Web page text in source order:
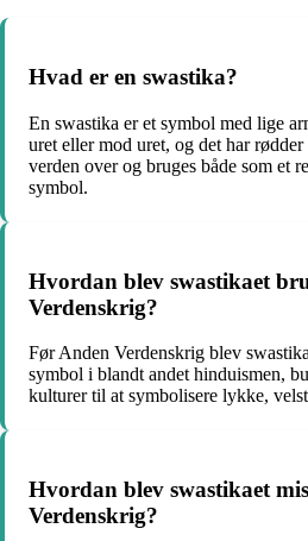
Hvad er en swastika?
En swastika er et symbol med lige
uret eller mod uret, og det har
verden over og bruges både som et
symbol.
Hvordan blev swastikaet
Verdenskrig?
Før Anden Verdenskrig blev
symbol i blandt andet hinduismen,
kulturer til at symbolisere lykke,
Hvordan blev swastikaet
Verdenskrig?